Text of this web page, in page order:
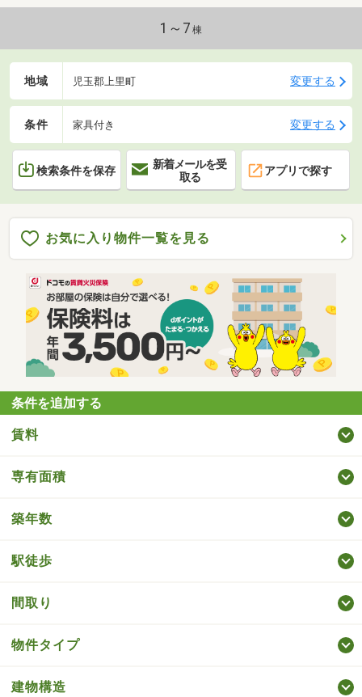
1～7 棟
地域 児玉郡上里町 変更する
条件 家具付き 変更する
検索条件を保存
新着メールを受
取る
アプリで探す
お気に入り物件一覧を見る
条件を追加する
賃料
専有面積
築年数
駅徒歩
間取り
物件タイプ
建物構造